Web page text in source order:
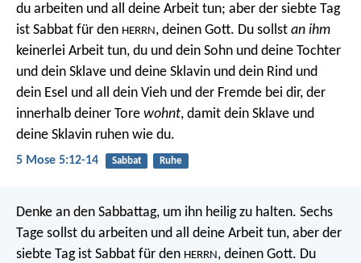
du arbeiten und all deine Arbeit tun; aber der siebte Tag
ist Sabbat für den HERRN, deinen Gott. Du sollst an ihm
keinerlei Arbeit tun, du und dein Sohn und deine Tochter
und dein Sklave und deine Sklavin und dein Rind und
dein Esel und all dein Vieh und der Fremde bei dir, der
innerhalb deiner Tore wohnt, damit dein Sklave und
deine Sklavin ruhen wie du.
5 Mose 5:12-14 Sabbat Ruhe
Denke an den Sabbattag, um ihn heilig zu halten. Sechs
Tage sollst du arbeiten und all deine Arbeit tun, aber der
siebte Tag ist Sabbat für den HERRN, deinen Gott. Du